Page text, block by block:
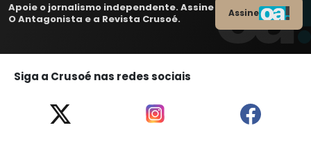
Apoie o jornalismo independente. Assine
O Antagonista e a Revista Crusoé.
Assine
Siga a Crusoé nas redes sociais